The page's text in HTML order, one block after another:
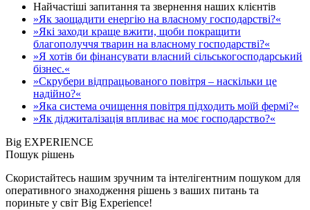
Найчастіші запитання та звернення наших клієнтів
»Як заощадити енергію на власному господарстві?«
»Які заходи краще вжити, щоби покращити
благополуччя тварин на власному господарстві?«
»Я хотів би фінансувати власний сільськогосподарський
бізнес.«
»Скрубери відпрацьованого повітря – наскільки це
надійно?«
»Яка система очищення повітря підходить моїй фермі?«
»Як діджиталізація впливає на моє господарство?«
Big EXPERIENCE
Пошук рішень
Скористайтесь нашим зручним та інтелігентним пошуком для
оперативного знаходження рішень з ваших питань та
пориньте у світ Big Experience!